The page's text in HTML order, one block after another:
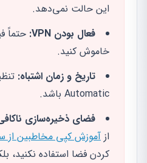
این حالت نمی‌دهد.
فعال بودن VPN:
حتماً
خاموش کنید.
تاریخ و زمان اشتباه:
Automatic باشد.
فضای ذخیره‌سازی
از آموزش کپی مخاطبین از
کردن فضا استفاده نکنید،